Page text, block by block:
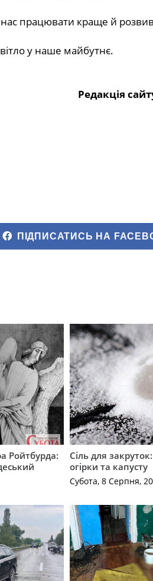
працювати краще й
у наше майбутнє.
Редакція
ПІДПИСАТИСЬ НА
Ройтбурда:
Сіль для
огірки та капусту
Субота, 8 Серпня,